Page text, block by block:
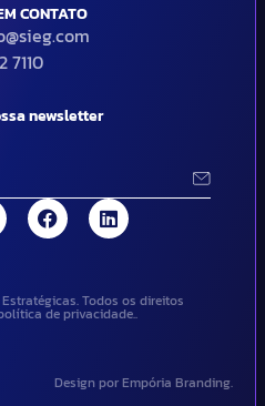
CONTATO
7110
newsletter
Todos os direitos
de privacidade..
Design por Empória Branding.